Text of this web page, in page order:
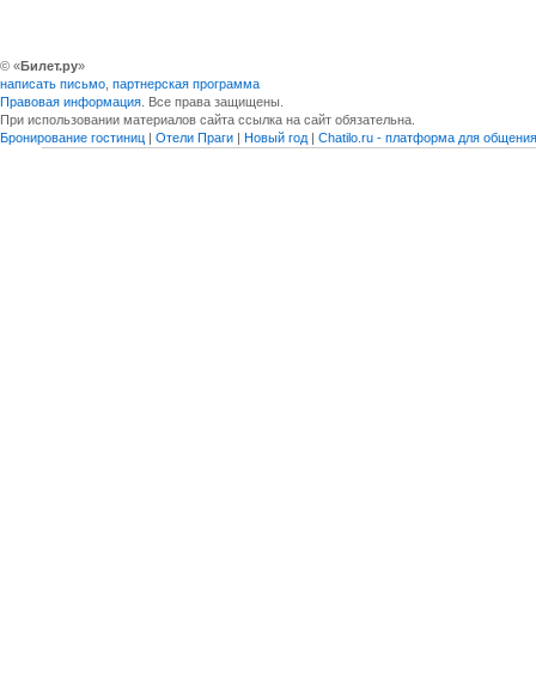
© «Билет.ру»
написать письмо партнерская программа
Правовая информация . Все права защищены.
При использовании материалов сайта ссылка на сайт обязательна.
Бронирование гостиниц | Отели Праги | Новый год | Chatilo.ru - платформа для